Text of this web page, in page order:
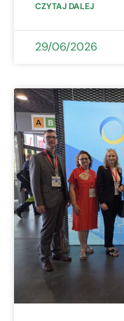
CZYTAJ DALEJ
29/06/2026